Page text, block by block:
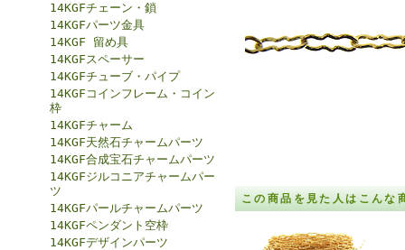
14KGFチェーン・鎖
14KGFパーツ金具
14KGF 留め具
14KGFスペーサー
14KGFチューブ・パイプ
14KGFコインフレーム・コイン
枠
14KGFチャーム
14KGF天然石チャームパーツ
14KGF合成宝石チャームパーツ
14KGFジルコニアチャームパー
ツ
14KGFパールチャームパーツ
14KGFペンダント空枠
14KGFデザインパーツ
この商品を見た人はこんな